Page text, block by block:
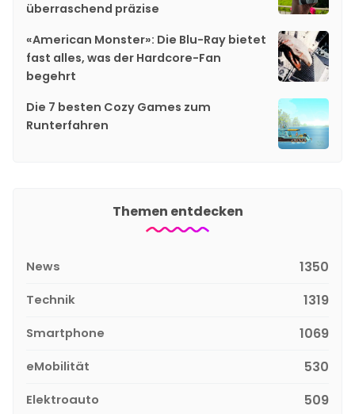
überraschend präzise
«American Monster»: Die Blu-Ray bietet
fast alles, was der Hardcore-Fan
begehrt
Die 7 besten Cozy Games zum
Runterfahren
Themen entdecken
News 1350
Technik 1319
Smartphone 1069
eMobilität 530
Elektroauto 509